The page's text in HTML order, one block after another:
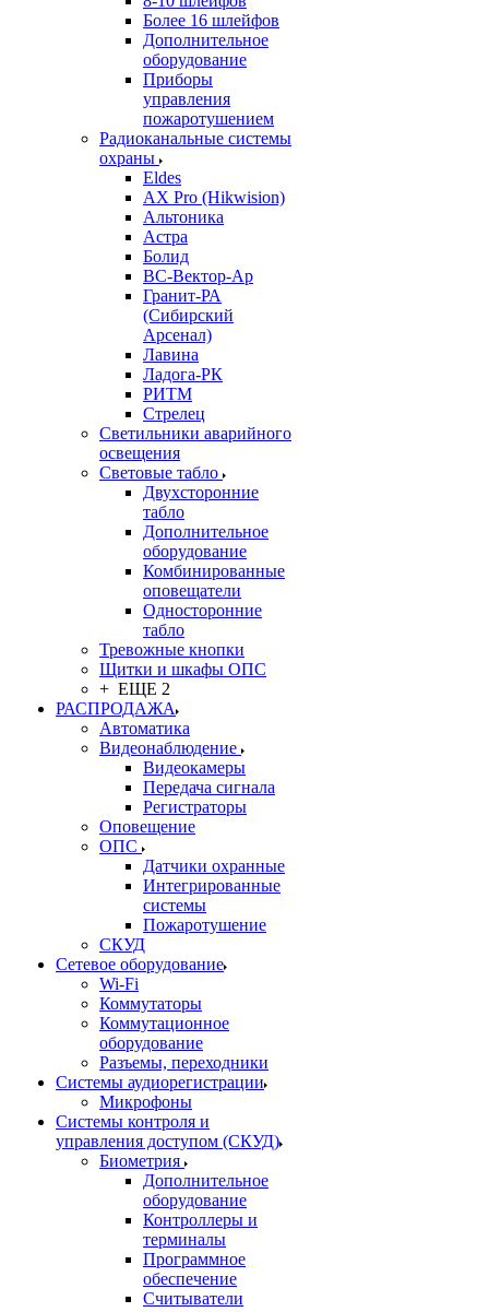
Более 16 шлейфов
Дополнительное
оборудование
Приборы
управления
пожаротушением
Радиоканальные системы
охраны
Eldes
AX Pro (Hikwision)
Альтоника
Астра
Болид
ВС-Вектор-Ар
Гранит-РА
(Сибирский
Арсенал)
Лавина
Ладога-РК
РИТМ
Стрелец
Светильники аварийного
освещения
Световые табло
Двухсторонние
табло
Дополнительное
оборудование
Комбинированные
оповещатели
Односторонние
табло
Тревожные кнопки
Щитки и шкафы ОПС
+ ЕЩЕ 2
РАСПРОДАЖА
Автоматика
Видеонаблюдение
Видеокамеры
Передача сигнала
Регистраторы
Оповещение
ОПС
Датчики охранные
Интегрированные
системы
Пожаротушение
СКУД
Сетевое оборудование
Wi-Fi
Коммутаторы
Коммутационное
оборудование
Разъемы, переходники
Системы аудиорегистрации
Микрофоны
Системы контроля и
управления доступом (СКУД)
Биометрия
Дополнительное
оборудование
Контроллеры и
терминалы
Программное
обеспечение
Считыватели